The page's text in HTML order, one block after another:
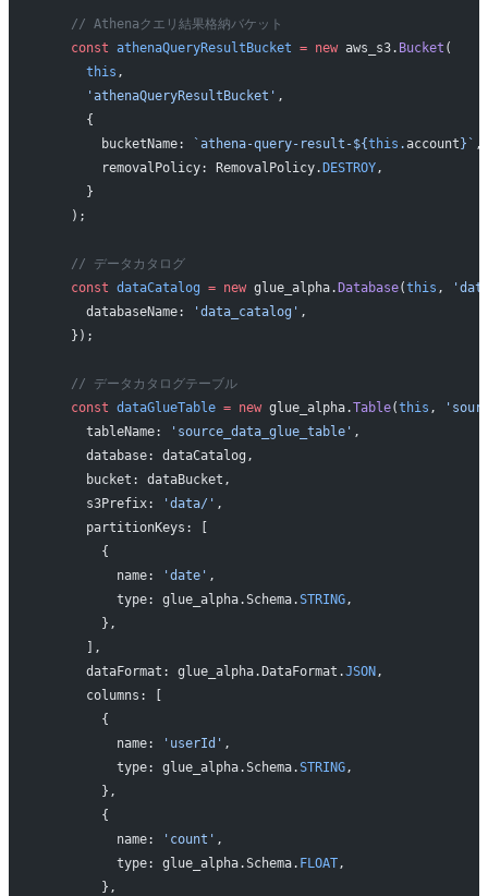
    // Athenaクエリ結果格納バケット
    const
athenaQueryResultBucket = new aws_s3. Bucket (
      this
,
      'athenaQueryResultBucket'
,
      {
        bucketName:
`athena-query-result-${this .account}` ,
        removalPolicy: RemovalPolicy.
DESTROY,
      }
    );
    // データカタログ
    const
dataCatalog = new glue_alpha.Database(this ,
      databaseName:
'data_catalog' ,
    });
    // データカタログテーブル
    const
dataGlueTable = new glue_alpha.Table(this ,
      tableName:
'source_data_glue_table' ,
      database: dataCatalog,
      bucket: dataBucket,
      s3Prefix:
'data/' ,
      partitionKeys: [
        {
          name:
'date' ,
          type: glue_alpha.Schema.
STRING,
        },
      ],
      dataFormat: glue_alpha.DataFormat.
JSON,
      columns: [
        {
          name:
'userId' ,
          type: glue_alpha.Schema.
STRING,
        },
        {
          name:
'count' ,
          type: glue_alpha.Schema.
FLOAT,
        },